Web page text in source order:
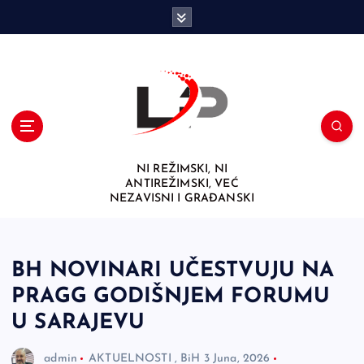
NI REŽIMSKI, NI
ANTIREŽIMSKI, VEĆ
NEZAVISNI I GRAĐANSKI
BH NOVINARI UČESTVUJU NA
PRAGG GODIŠNJEM FORUMU
U SARAJEVU
admin AKTUELNOSTI , BiH 3 Juna, 2026